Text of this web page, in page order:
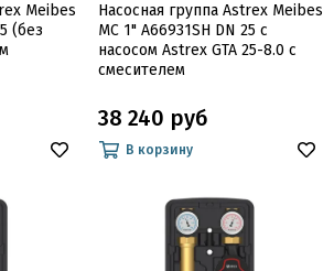
Meibes
(без
Насосная группа Astrex Meibes
MC 1" A66931SH DN 25 c
насосом Astrex GTA 25-8.0 с
смесителем
38 240 руб
В корзину